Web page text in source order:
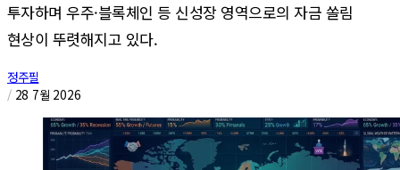
투자하며 우주·블록체인 등 신성장 영역으로의 자금 쏠림
현상이 뚜렷해지고 있다.
정주필
/ 28 7월 2026